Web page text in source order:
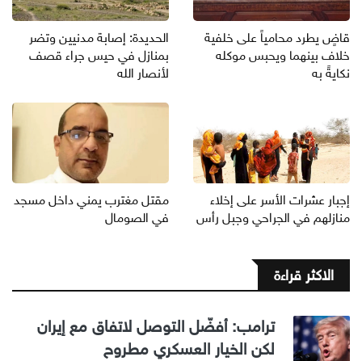
قاضٍ يطرد محامياً على خلفية
خلاف بينهما ويحبس موكله
نكايةً به
الحديدة: إصابة مدنيين وتضر
بمنازل في حيس جراء قصف
لأنصار الله
إجبار عشرات الأسر على إخلاء
منازلهم في الجراحي وجبل رأس
مقتل مغترب يمني داخل مسجد
في الصومال
الاكثر قراءة
ترامب: أفضّل التوصل لاتفاق مع إيران
لكن الخيار العسكري مطروح